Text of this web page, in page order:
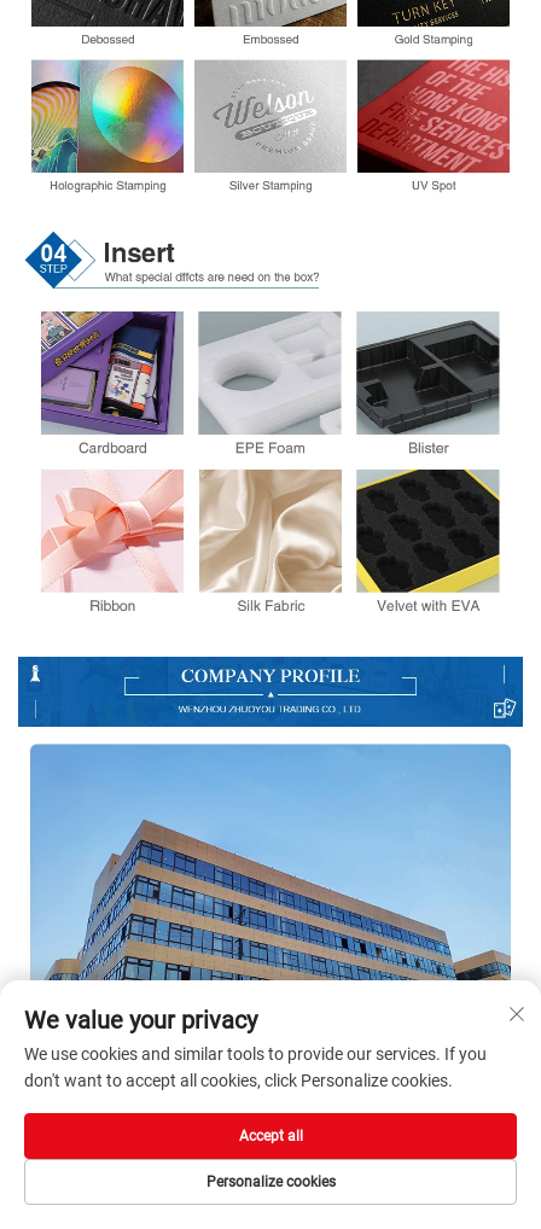
We value your privacy
We use cookies and similar tools to provide our services. If you
don't want to accept all cookies, click Personalize cookies.
Personalize cookies
Accept all